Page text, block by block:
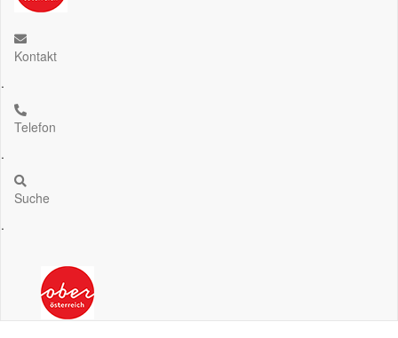
Kontakt
.
Telefon
.
Suche
.